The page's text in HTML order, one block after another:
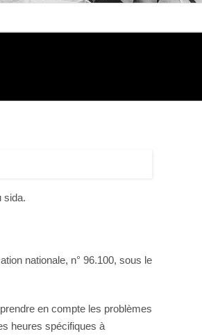
sida.
nationale, n° 96.100, sous le
en compte les problèmes
heures spécifiques à